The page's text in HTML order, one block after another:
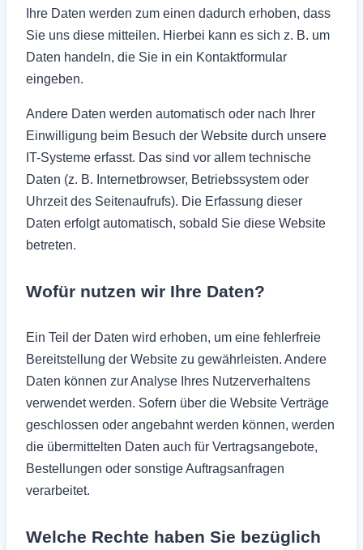
Ihre Daten werden zum einen dadurch erhoben, dass
Sie uns diese mitteilen. Hierbei kann es sich z. B. um
Daten handeln, die Sie in ein Kontaktformular
eingeben.
Andere Daten werden automatisch oder nach Ihrer
Einwilligung beim Besuch der Website durch unsere
IT-Systeme erfasst. Das sind vor allem technische
Daten (z. B. Internetbrowser, Betriebssystem oder
Uhrzeit des Seitenaufrufs). Die Erfassung dieser
Daten erfolgt automatisch, sobald Sie diese Website
betreten.
Wofür nutzen wir Ihre Daten?
Ein Teil der Daten wird erhoben, um eine fehlerfreie
Bereitstellung der Website zu gewährleisten. Andere
Daten können zur Analyse Ihres Nutzerverhaltens
verwendet werden. Sofern über die Website Verträge
geschlossen oder angebahnt werden können, werden
die übermittelten Daten auch für Vertragsangebote,
Bestellungen oder sonstige Auftragsanfragen
verarbeitet.
Welche Rechte haben Sie bezüglich